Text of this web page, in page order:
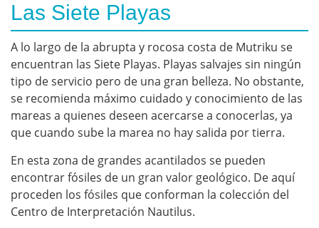
Las Siete Playas
A lo largo de la abrupta y rocosa costa de Mutriku se
encuentran las Siete Playas. Playas salvajes sin ningún
tipo de servicio pero de una gran belleza. No obstante,
se recomienda máximo cuidado y conocimiento de las
mareas a quienes deseen acercarse a conocerlas, ya
que cuando sube la marea no hay salida por tierra.
En esta zona de grandes acantilados se pueden
encontrar fósiles de un gran valor geológico. De aquí
proceden los fósiles que conforman la colección del
Centro de Interpretación Nautilus.